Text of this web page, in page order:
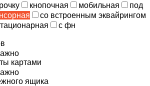
кнопочная мобильная
под
со встроенным эквайрингом
с фн
картами
ящика